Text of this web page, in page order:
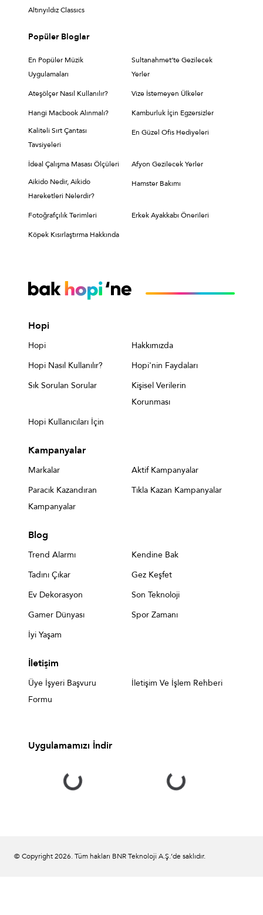
Altınyıldız Classıcs
Popüler Bloglar
En Popüler Müzik
Uygulamaları
Sultanahmet’te Gezilecek
Yerler
Ateşölçer Nasıl Kullanılır? Vize İstemeyen Ülkeler
Hangi Macbook Alınmalı?
Kamburluk İçin Egzersizler
Kaliteli Sırt Çantası
Tavsiyeleri
En Güzel Ofis Hediyeleri
İdeal Çalışma Masası Ölçüleri
Afyon Gezilecek Yerler
Aikido Nedir, Aikido
Hareketleri Nelerdir?
Hamster Bakımı
Fotoğrafçılık Terimleri Erkek Ayakkabı Önerileri
Köpek Kısırlaştırma Hakkında
Hopi
Hopi
Hakkımızda
Hopi Nasıl Kullanılır?
Hopi'nin Faydaları
Sık Sorulan Sorular
Kişisel Verilerin
Korunması
Hopi Kullanıcıları İçin
Kampanyalar
Markalar
Aktif Kampanyalar
Paracık Kazandıran
Kampanyalar
Tıkla Kazan Kampanyalar
Blog
Trend Alarmı
Kendine Bak
Tadını Çıkar
Gez Keşfet
Ev Dekorasyon
Son Teknoloji
Gamer Dünyası
Spor Zamanı
İyi Yaşam
İletişim
Üye İşyeri Başvuru
Formu
İletişim Ve İşlem Rehberi
Uygulamamızı İndir
© Copyright2026. Tüm hakları BNR Teknoloji A.Ş.’de saklıdır.